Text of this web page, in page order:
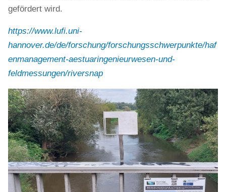
gefördert wird.
https://www.lufi.uni-
hannover.de/de/forschung/forschungsschwerpunkte/haf
enmanagement-aestuaringenieurwesen-und-
feldmessungen/riversnap